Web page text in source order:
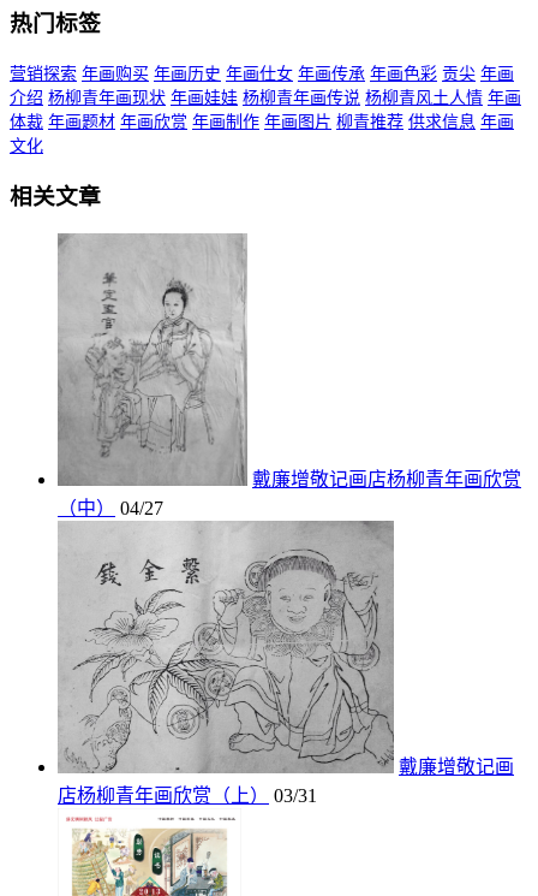
热门标签
营销探索 年画购买 年画历史 年画仕女 年画传承 年画色彩 贡尖 年画
介绍 杨柳青年画现状 年画娃娃 杨柳青年画传说 杨柳青风土人情 年画
体裁 年画题材 年画欣赏 年画制作 年画图片 柳青推荐 供求信息 年画
文化
相关文章
戴廉增敬记画店杨柳青年画欣赏
（中）
04/27
戴廉增敬记画
店杨柳青年画欣赏（上）
03/31